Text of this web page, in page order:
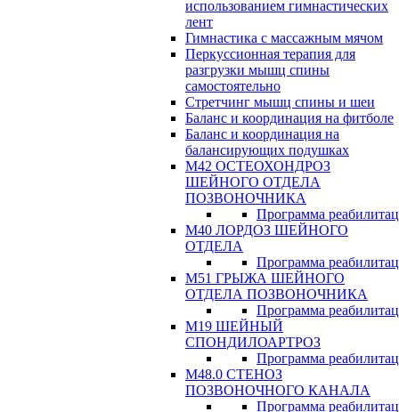
использованием гимнастических
лент
Гимнастика с массажным мячом
Перкуссионная терапия для
разгрузки мышц спины
самостоятельно
Стретчинг мышц спины и шеи
Баланс и координация на фитболе
Баланс и координация на
балансирующих подушках
М42 ОСТЕОХОНДРОЗ
ШЕЙНОГО ОТДЕЛА
ПОЗВОНОЧНИКА
Программа
М40 ЛОРДОЗ ШЕЙНОГО
ОТДЕЛА
Программа
М51 ГРЫЖА ШЕЙНОГО
ОТДЕЛА ПОЗВОНОЧНИКА
Программа
М19 ШЕЙНЫЙ
СПОНДИЛОАРТРОЗ
Программа
М48.0 СТЕНОЗ
ПОЗВОНОЧНОГО КАНАЛА
Программа